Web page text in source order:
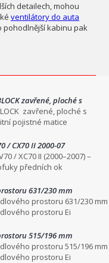
detailech, mohou
ventilátory do auta
pohodlnější kabinu pak
zavřené, ploché s
zavřené, ploché s
pojistné matice
/ CX70 II 2000-07
/ XC70 II (2000–2007) –
předních ok
631/230 mm
prostoru 631/230 mm
prostoru Ei
515/196 mm
prostoru 515/196 mm
prostoru Ei